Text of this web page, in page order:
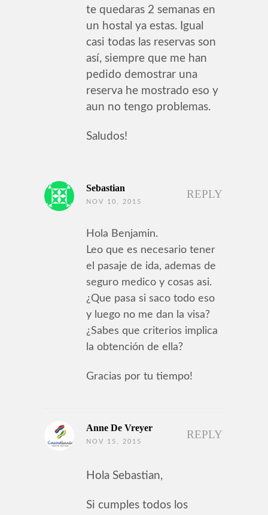
te quedaras 2 semanas en
un hostal ya estas. Igual
casi todas las reservas son
así, siempre que me han
pedido demostrar una
reserva he mostrado eso y
aun no tengo problemas.
Saludos!
Sebastian
NOV 10, 2015
REPLY
Hola Benjamin.
Leo que es necesario tener
el pasaje de ida, ademas de
seguro medico y cosas asi.
¿Que pasa si saco todo eso
y luego no me dan la visa?
¿Sabes que criterios implica
la obtención de ella?
Gracias por tu tiempo!
Anne De Vreyer
NOV 15, 2015
REPLY
Hola Sebastian,
Si cumples todos los